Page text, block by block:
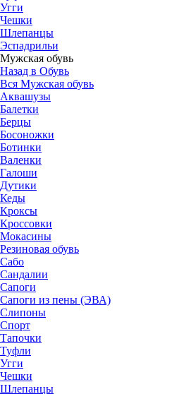
Угги
Чешки
Шлепанцы
Эспадрильи
Мужская обувь
Назад в Обувь
Вся Мужская обувь
Аквашузы
Балетки
Берцы
Босоножки
Ботинки
Валенки
Галоши
Дутики
Кеды
Кроксы
Кроссовки
Мокасины
Резиновая обувь
Сабо
Сандалии
Сапоги
Сапоги из пены (ЭВА)
Слипоны
Спорт
Тапочки
Туфли
Угги
Чешки
Шлепанцы